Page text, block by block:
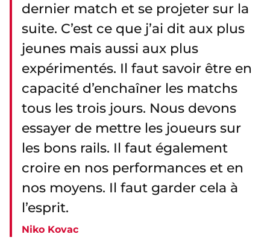
dernier match et se projeter sur la
suite. C’est ce que j’ai dit aux plus
jeunes mais aussi aux plus
expérimentés. Il faut savoir être en
capacité d’enchaîner les matchs
tous les trois jours. Nous devons
essayer de mettre les joueurs sur
les bons rails. Il faut également
croire en nos performances et en
nos moyens. Il faut garder cela à
l’esprit.
Niko Kovac